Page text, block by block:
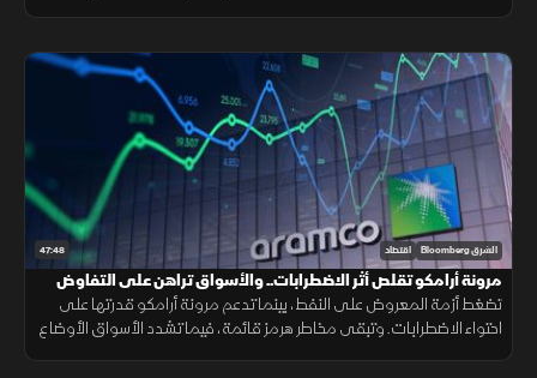
47:48 الشرق Bloomberg اقتصاد
مرونة أرامكو تقلص أثر الاضطرابات.. والأسواق تراهن على التفاوض
تضغط أزمة المعروض على النفط، بينما تدعم مرونة أرامكو قدرتها على
احتواء الاضطرابات. وتبقى مخاطر هرمز قائمة، فيما تشدد الأسواق الأوضاع